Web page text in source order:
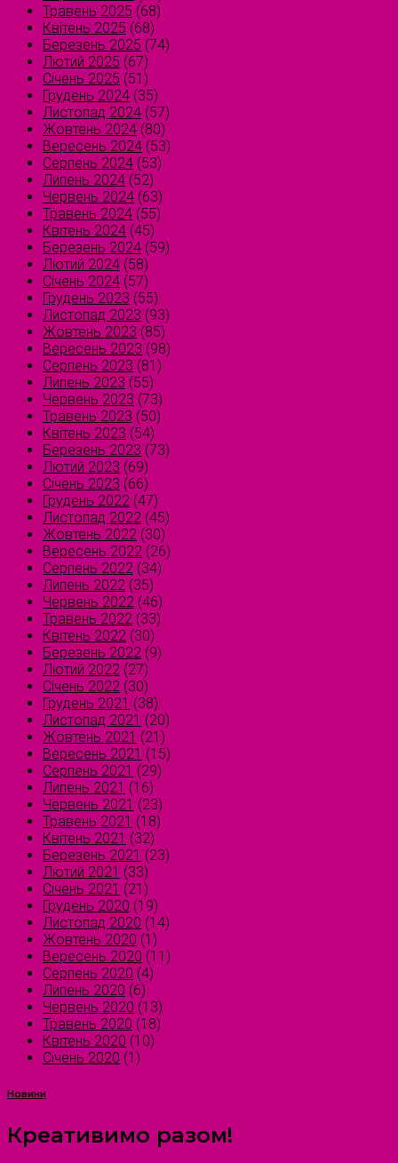
Травень 2025 (68)
Квітень 2025 (68)
Березень 2025 (74)
Лютий 2025 (67)
Січень 2025 (51)
Грудень 2024 (35)
Листопад 2024 (57)
Жовтень 2024 (80)
Вересень 2024 (53)
Серпень 2024 (53)
Липень 2024 (52)
Червень 2024 (63)
Травень 2024 (55)
Квітень 2024 (45)
Березень 2024 (59)
Лютий 2024 (58)
Січень 2024 (57)
Грудень 2023 (55)
Листопад 2023 (93)
Жовтень 2023 (85)
Вересень 2023 (98)
Серпень 2023 (81)
Липень 2023 (55)
Червень 2023 (73)
Травень 2023 (50)
Квітень 2023 (54)
Березень 2023 (73)
Лютий 2023 (69)
Січень 2023 (66)
Грудень 2022 (47)
Листопад 2022 (45)
Жовтень 2022 (30)
Вересень 2022 (26)
Серпень 2022 (34)
Липень 2022 (35)
Червень 2022 (46)
Травень 2022 (33)
Квітень 2022 (30)
Березень 2022 (9)
Лютий 2022 (27)
Січень 2022 (30)
Грудень 2021 (38)
Листопад 2021 (20)
Жовтень 2021 (21)
Вересень 2021 (15)
Серпень 2021 (29)
Липень 2021 (16)
Червень 2021 (23)
Травень 2021 (18)
Квітень 2021 (32)
Березень 2021 (23)
Лютий 2021 (33)
Січень 2021 (21)
Грудень 2020 (19)
Листопад 2020 (14)
Жовтень 2020 (1)
Вересень 2020 (11)
Серпень 2020 (4)
Липень 2020 (6)
Червень 2020 (13)
Травень 2020 (18)
Квітень 2020 (10)
Січень 2020 (1)
Новини
Креативимо разом!